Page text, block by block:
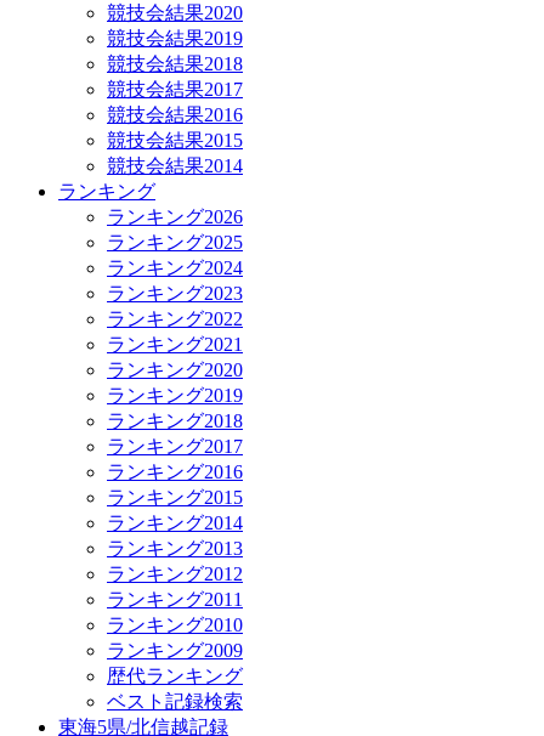
競技会結果2020
競技会結果2019
競技会結果2018
競技会結果2017
競技会結果2016
競技会結果2015
競技会結果2014
ランキング
ランキング2026
ランキング2025
ランキング2024
ランキング2023
ランキング2022
ランキング2021
ランキング2020
ランキング2019
ランキング2018
ランキング2017
ランキング2016
ランキング2015
ランキング2014
ランキング2013
ランキング2012
ランキング2011
ランキング2010
ランキング2009
歴代ランキング
ベスト記録検索
東海5県/北信越記録